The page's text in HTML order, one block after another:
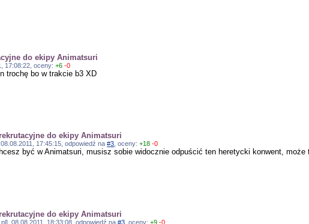
do ekipy Animatsuri
17:08:22, oceny:+6 -0
trochę bo w trakcie b3 XD
do ekipy Animatsuri
17:45:15, odpowiedź na#3 , oceny:+18 -0
być w Animatsuri, musisz sobie widocznie odpuścić ten heretycki konwent, może
do ekipy Animatsuri
08.08.2011, 18:33:08, odpowiedź na#3 , oceny:+9 -0